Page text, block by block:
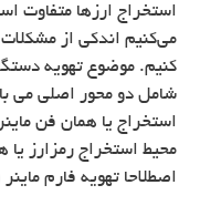
استخراج ارزها متفاوت
می‌کنیم اندکی از مشکلات
کنیم. موضوع تهویه
محیط استخراج رمزارز یا
اصطلاحا تهویه فارم